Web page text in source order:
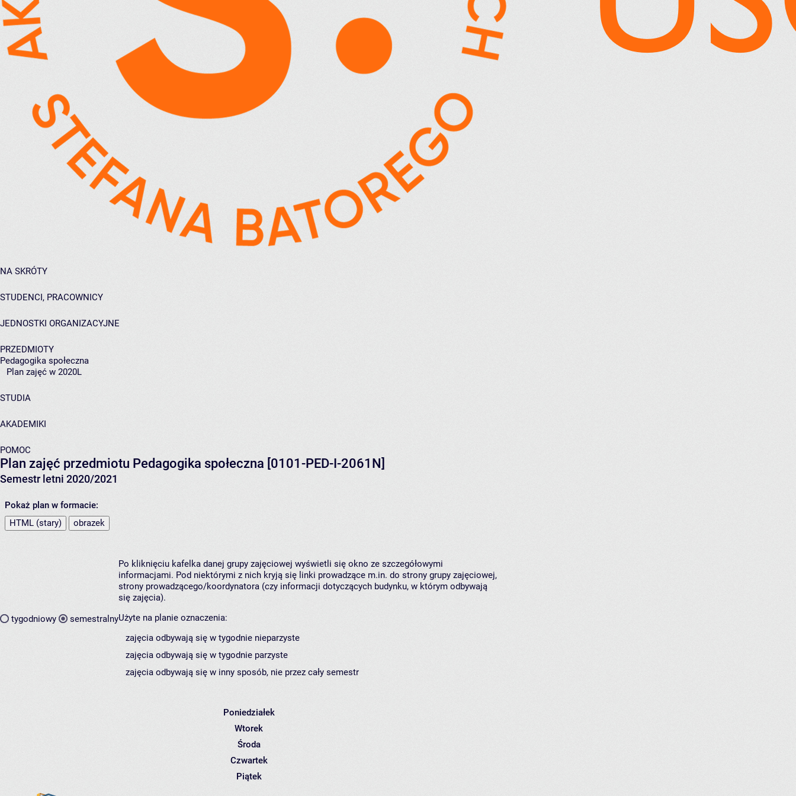
NA SKRÓTY
STUDENCI, PRACOWNICY
JEDNOSTKI ORGANIZACYJNE
PRZEDMIOTY
Pedagogika społeczna
Plan zajęć w 2020L
STUDIA
AKADEMIKI
POMOC
Plan zajęć przedmiotu Pedagogika społeczna [0101-PED-I-2061N]
Semestr letni 2020/2021
Pokaż plan w formacie:
HTML (stary)
obrazek
tygodniowy semestralny
Po kliknięciu kafelka danej grupy zajęciowej wyświetli się okno ze szczegółowymi
informacjami. Pod niektórymi z nich kryją się linki prowadzące m.in. do strony grupy zajęciowej,
strony prowadzącego/koordynatora (czy informacji dotyczących budynku, w którym odbywają
się zajęcia).
Użyte na planie oznaczenia:
zajęcia odbywają się w tygodnie nieparzyste
zajęcia odbywają się w tygodnie parzyste
zajęcia odbywają się w inny sposób, nie przez cały semestr
Poniedziałek
Wtorek
Środa
Czwartek
Piątek